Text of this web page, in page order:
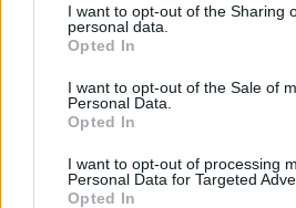
not limited to your visit or usage
grant or deny consent to Google and
use your data for below specified
consent section.
I want to opt-out of the Sharing
personal data.
Opted In
I want to opt-out of the Sale of
Personal Data.
Opted In
I want to opt-out of processing
Personal Data for Targeted
Opted In